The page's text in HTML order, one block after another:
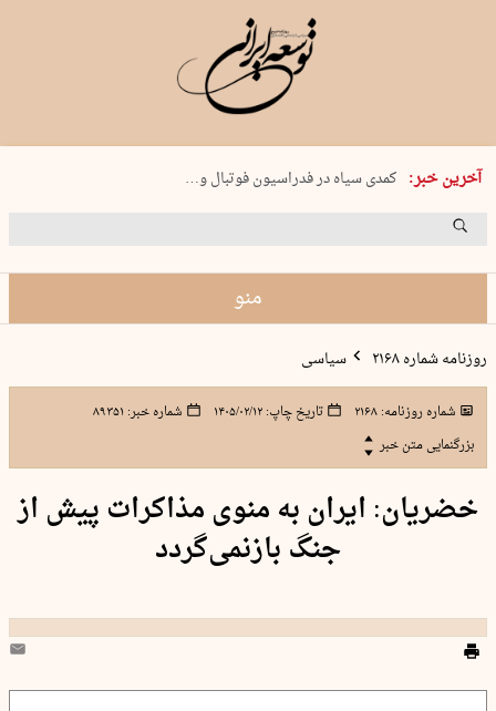
آخرین خبر:
دوشنبه 19 مرداد 1405 شماره 2246
کمدی سیاه در فدراسیون فوتبال و…
بریم ماهیگیری!
منو
روزنامه شماره ۲۱۶۸ سیاسی
شماره روزنامه:۲۱۶۸ تاریخ چاپ:۱۴۰۵/۰۲/۱۲ شماره خبر: ۸۹۳۵۱
بزرگنمایی متن خبر
خضریان: ایران به منوی مذاکرات پیش از
جنگ بازنمی‌گردد